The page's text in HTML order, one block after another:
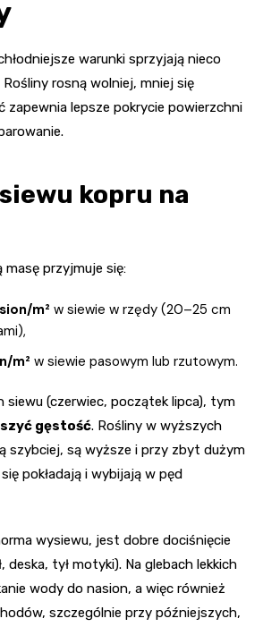
warunki sprzyjają nieco
rosną wolniej, mniej się
zapewnia lepsze pokrycie powierzchni
kopru na
masę przyjmuje się:
m² w siewie w rzędy (20–25 cm
m² w siewie pasowym lub rzutowym.
siewu (czerwiec, początek lipca), tym
gęstość. Rośliny w wyższych
szybciej, są wyższe i przy zbyt dużym
pokładają i wybijają w pęd
wysiewu, jest dobre dociśnięcie
deska, tył motyki). Na glebach lekkich
wody do nasion, a więc również
szczególnie przy późniejszych,